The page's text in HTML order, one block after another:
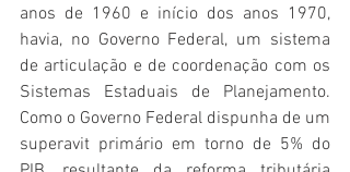
anos de 1960 e início dos anos 1970,
havia, no Governo Federal, um sistema
de articulação e de coordenação com os
Sistemas Estaduais de Planejamento.
Como o Governo Federal dispunha de um
superavit primário em torno de 5% do